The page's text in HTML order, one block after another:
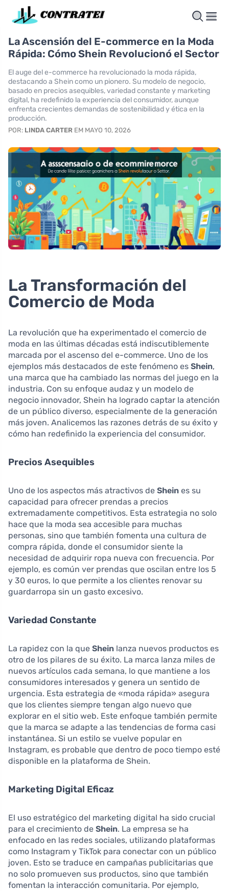
La Ascensión del E-commerce en la Moda
Rápida: Cómo Shein Revolucionó el Sector
El auge del e-commerce ha revolucionado la moda rápida,
destacando a Shein como un pionero. Su modelo de negocio,
basado en precios asequibles, variedad constante y marketing
digital, ha redefinido la experiencia del consumidor, aunque
enfrenta crecientes demandas de sostenibilidad y ética en la
producción.
POR: LINDA CARTER EM MAYO 10, 2026
La Transformación del
Comercio de Moda
La revolución que ha experimentado el comercio de
moda en las últimas décadas está indiscutiblemente
marcada por el ascenso del e-commerce. Uno de los
ejemplos más destacados de este fenómeno es Shein,
una marca que ha cambiado las normas del juego en la
industria. Con su enfoque audaz y un modelo de
negocio innovador, Shein ha logrado captar la atención
de un público diverso, especialmente de la generación
más joven. Analicemos las razones detrás de su éxito y
cómo han redefinido la experiencia del consumidor.
Precios Asequibles
Uno de los aspectos más atractivos de Shein es su
capacidad para ofrecer prendas a precios
extremadamente competitivos. Esta estrategia no solo
hace que la moda sea accesible para muchas
personas, sino que también fomenta una cultura de
compra rápida, donde el consumidor siente la
necesidad de adquirir ropa nueva con frecuencia. Por
ejemplo, es común ver prendas que oscilan entre los 5
y 30 euros, lo que permite a los clientes renovar su
guardarropa sin un gasto excesivo.
Variedad Constante
La rapidez con la que Shein lanza nuevos productos es
otro de los pilares de su éxito. La marca lanza miles de
nuevos artículos cada semana, lo que mantiene a los
consumidores interesados y genera un sentido de
urgencia. Esta estrategia de «moda rápida» asegura
que los clientes siempre tengan algo nuevo que
explorar en el sitio web. Este enfoque también permite
que la marca se adapte a las tendencias de forma casi
instantánea. Si un estilo se vuelve popular en
Instagram, es probable que dentro de poco tiempo esté
disponible en la plataforma de Shein.
Marketing Digital Eficaz
El uso estratégico del marketing digital ha sido crucial
para el crecimiento de Shein. La empresa se ha
enfocado en las redes sociales, utilizando plataformas
como Instagram y TikTok para conectar con un público
joven. Esto se traduce en campañas publicitarias que
no solo promueven sus productos, sino que también
fomentan la interacción comunitaria. Por ejemplo,